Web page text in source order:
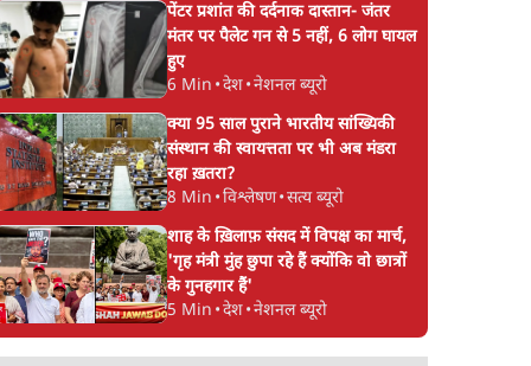
पेंटर प्रशांत की दर्दनाक दास्तान- जंतर
मंतर पर पैलेट गन से 5 नहीं, 6 लोग घायल
हुए
6 Min •देश•नेशनल ब्यूरो
क्या 95 साल पुराने भारतीय सांख्यिकी
संस्थान की स्वायत्तता पर भी अब मंडरा
रहा ख़तरा?
8 Min •विश्लेषण•सत्य ब्यूरो
शाह के ख़िलाफ़ संसद में विपक्ष का मार्च,
'गृह मंत्री मुंह छुपा रहे हैं क्योंकि वो छात्रों
के गुनहगार हैं'
5 Min •देश•नेशनल ब्यूरो